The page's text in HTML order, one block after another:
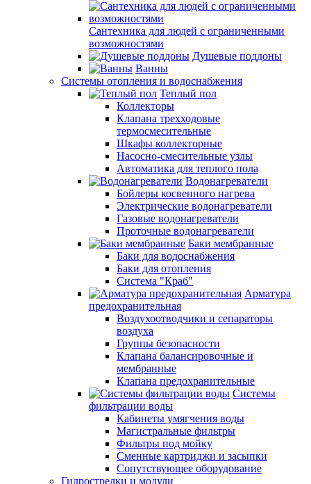
Сантехника для людей с ограниченными
возможностями
Душевые поддоны
Ванны
Системы отопления и водоснабжения
Теплый пол
Коллекторы
Клапана трехходовые
термосмесительные
Шкафы коллекторные
Насосно-смесительные узлы
Автоматика для теплого пола
Водонагреватели
Бойлеры косвенного нагрева
Электрические водонагреватели
Газовые водонагреватели
Проточные водонагреватели
Баки мембранные
Баки для водоснабжения
Баки для отопления
Система "Краб"
Арматура
предохранительная
Воздухоотводчики и сепараторы
воздуха
Группы безопасности
Клапана балансировочные и
мембранные
Клапана предохранительные
Системы
фильтрации воды
Кабинеты умягчения воды
Магистральные фильтры
Фильтры под мойку
Сменные картриджи и засыпки
Сопутствующее оборудование
Гидрострелки и модули